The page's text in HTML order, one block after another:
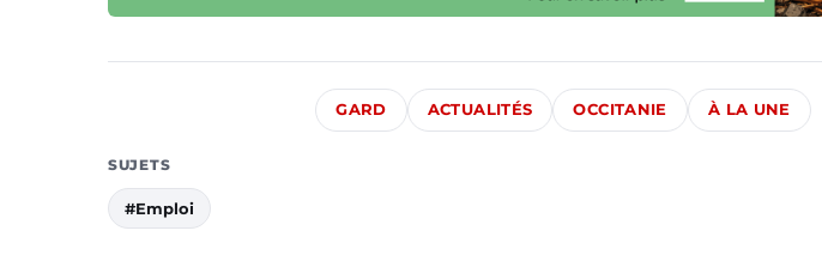
GARD ACTUALITÉS OCCITANIE À LA UNE
SUJETS
#Emploi